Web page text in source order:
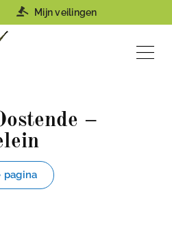
Mijn veilingen
–
pagina